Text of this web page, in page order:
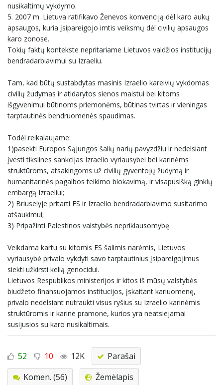
nusikaltimų vykdymo.
5. 2007 m. Lietuva ratifikavo Ženevos konvenciją dėl karo aukų
apsaugos, kuria įsipareigojo imtis veiksmų dėl civilių apsaugos
karo zonose.
Tokių faktų kontekste nepritariame Lietuvos valdžios institucijų
bendradarbiavimui su Izraeliu.
Tam, kad būtų sustabdytas masinis Izraelio kareivių vykdomas
civilių žudymas ir atidarytos sienos maistui bei kitoms
išgyvenimui būtinoms priemonėms, būtinas tvirtas ir vieningas
tarptautinės bendruomenės spaudimas.
Todėl reikalaujame:
1)pasekti Europos Sąjungos šalių narių pavyzdžiu ir nedelsiant
įvesti tikslines sankcijas Izraelio vyriausybei bei karinėms
struktūroms, atsakingoms už civilių gyventojų žudymą ir
humanitarinės pagalbos teikimo blokavimą, ir visapusišką ginklų
embargą Izraeliui;
2) Briuselyje pritarti ES ir Izraelio bendradarbiavimo susitarimo
atšaukimui;
3) Pripažinti Palestinos valstybės nepriklausomybę.
Veikdama kartu su kitomis ES šalimis narėmis, Lietuvos
vyriausybė privalo vykdyti savo tarptautinius įsipareigojimus
siekti užkirsti kelią genocidui.
Lietuvos Respublikos ministerijos ir kitos iš mūsų valstybės
biudžeto finansuojamos institucijos, įskaitant kariuomenę,
privalo nedelsiant nutraukti visus ryšius su Izraelio karinėmis
struktūromis ir karine pramone, kurios yra neatsiejamai
susijusios su karo nusikaltimais.
52 10 12K
Parašai
Komen. (56)
Žemėlapis